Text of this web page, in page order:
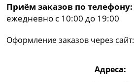
Приём заказов по телефону:
ежедневно с 10:00 до 19:00
Оформление заказов через сайт:
Адреса: